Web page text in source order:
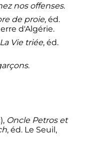
nos offenses.
de proie, éd.
d'Algérie.
La Vie triée, éd.
.
Oncle Petros et
, éd. Le Seuil,